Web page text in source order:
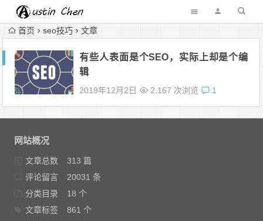
首页 seo技巧 文章
有些人表面是个SEO，实际上却是个编
辑
2019年12月2日 2,167 次浏览 1
网站概况
文章总数
313 篇
评论留言
20031 条
分类目录
18 个
文章标签
861 个